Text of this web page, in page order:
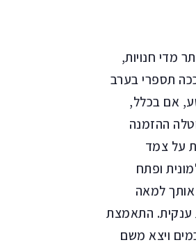
מדי חנויות,
תספרי בערב
אם בכלל,
ההזמנה
על צמד
ופתח
למאה
ענקית. התאמצת
ויצא משם